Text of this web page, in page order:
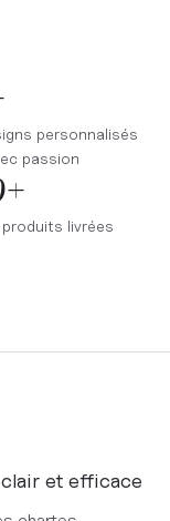
personnalisés
passion
produits livrées
et efficace